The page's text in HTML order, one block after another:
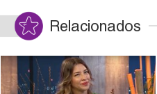
Relacionados